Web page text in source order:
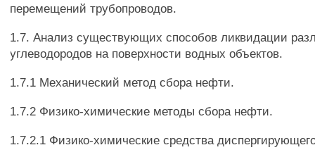
перемещений трубопроводов.
1.7. Анализ существующих способов ликвидации
углеводородов на поверхности водных объектов.
1.7.1 Механический метод сбора нефти.
1.7.2 Физико-химические методы сбора нефти.
1.7.2.1 Физико-химические средства